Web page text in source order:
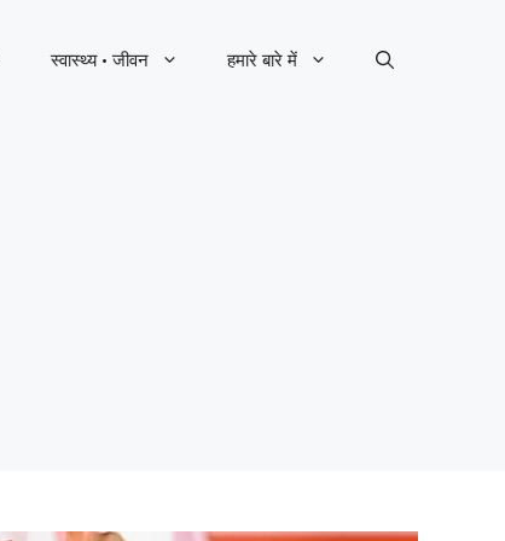
स्वास्थ्य · जीवन हमारे बारे में